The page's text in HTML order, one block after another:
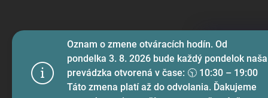
Na
funkcií
používame
Oznam o zmene otváracích hodín. Od
pondelka 3. 8. 2026 bude každý pondelok naša
prevádzka otvorená v čase: 🕥 10:30 – 19:00
Táto zmena platí až do odvolania. Ďakujeme